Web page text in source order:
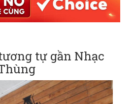
tự gần Nhạc